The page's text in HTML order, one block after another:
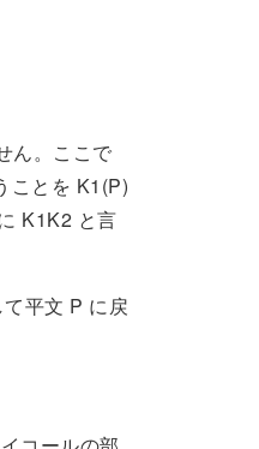
ん。ここで
ことを K1(P)
K1K2 と言
平文 P に戻